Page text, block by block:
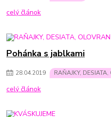
celý článok
Pohánka s jablkami
28.04.2019 RAŇAJKY,
celý článok